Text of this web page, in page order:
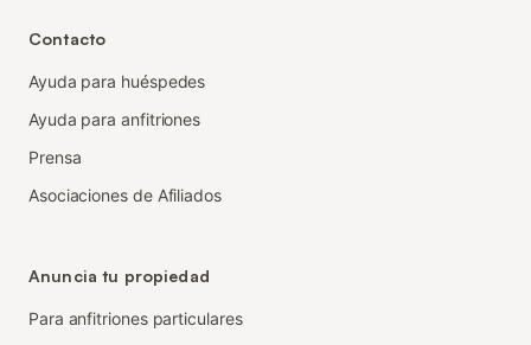
Contacto
Ayuda para huéspedes
Ayuda para anfitriones
Prensa
Asociaciones de Afiliados
Anuncia tu propiedad
Para anfitriones particulares